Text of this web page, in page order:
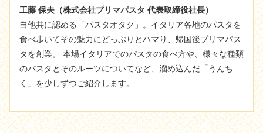
工藤 保夫（株式会社プリマパスタ 代表取締役社長）
自他共に認める「パスタオタク」。イタリア各地のパスタを
食べ歩いてその魅力にどっぷりとハマり、帰国後プリマパス
タを創業。 本場イタリアでのパスタの食べ方や、様々な種類
のパスタとそのルーツについてなど、溜め込んだ「うんち
く」を少しずつご紹介します。